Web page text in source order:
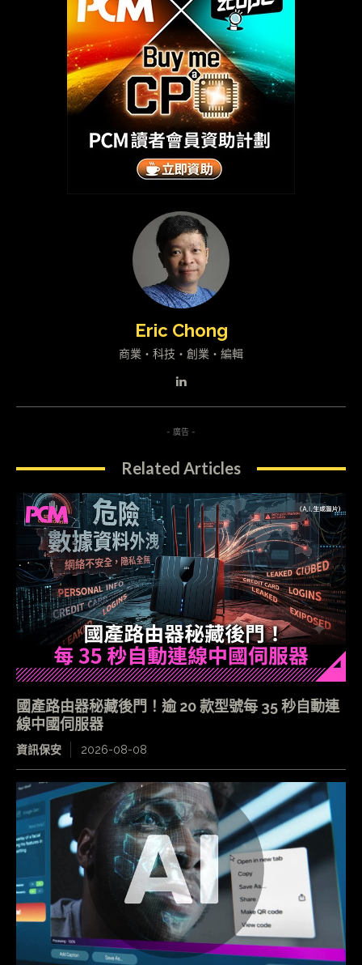
Eric Chong
商業・科技・創業・編輯
- 廣告 -
Related Articles
國產路由器秘藏後門！逾 20 款型號每 35 秒自動連
線中國伺服器
資訊保安 2026-08-08